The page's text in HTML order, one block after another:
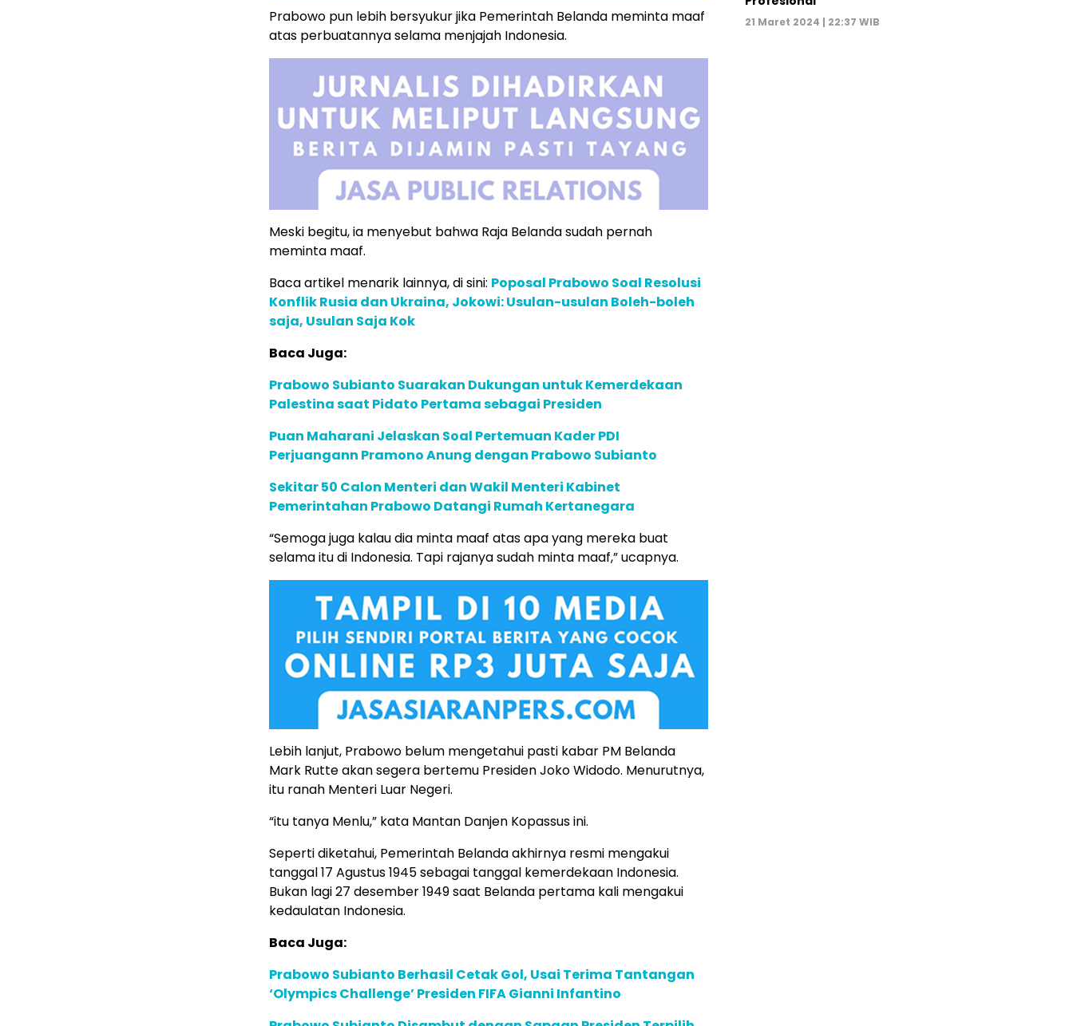
Prabowo pun lebih bersyukur jika Pemerintah Belanda meminta maaf
atas perbuatannya selama menjajah Indonesia.
Meski begitu, ia menyebut bahwa Raja Belanda sudah pernah
meminta maaf.
Baca artikel menarik lainnya, di sini: Poposal Prabowo Soal Resolusi
Konflik Rusia dan Ukraina, Jokowi: Usulan-usulan Boleh-boleh
saja, Usulan Saja Kok
Baca Juga:
Prabowo Subianto Suarakan Dukungan untuk Kemerdekaan
Palestina saat Pidato Pertama sebagai Presiden
Puan Maharani Jelaskan Soal Pertemuan Kader PDI
Perjuangann Pramono Anung dengan Prabowo Subianto
Sekitar 50 Calon Menteri dan Wakil Menteri Kabinet
Pemerintahan Prabowo Datangi Rumah Kertanegara
“Semoga juga kalau dia minta maaf atas apa yang mereka buat
selama itu di Indonesia. Tapi rajanya sudah minta maaf,” ucapnya.
Lebih lanjut, Prabowo belum mengetahui pasti kabar PM Belanda
Mark Rutte akan segera bertemu Presiden Joko Widodo. Menurutnya,
itu ranah Menteri Luar Negeri.
“itu tanya Menlu,” kata Mantan Danjen Kopassus ini.
Seperti diketahui, Pemerintah Belanda akhirnya resmi mengakui
tanggal 17 Agustus 1945 sebagai tanggal kemerdekaan Indonesia.
Bukan lagi 27 desember 1949 saat Belanda pertama kali mengakui
kedaulatan Indonesia.
Baca Juga:
Prabowo Subianto Berhasil Cetak Gol, Usai Terima Tantangan
‘Olympics Challenge’ Presiden FIFA Gianni Infantino
21 Maret 2024 | 22:37 WIB